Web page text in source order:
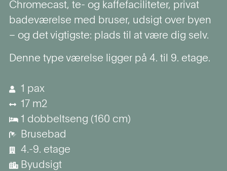
Chromecast, te- og kaffefaciliteter, privat
badeværelse med bruser, udsigt over byen
– og det vigtigste: plads til at være dig selv.
Denne type værelse ligger på 4. til 9. etage.
1 pax
17 m2
1 dobbeltseng (160 cm)
Brusebad
4.-9. etage
Byudsigt